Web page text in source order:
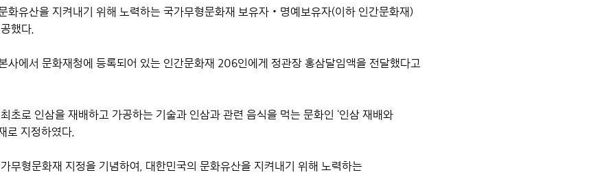
화유산을 지켜내기 위해 노력하는 국가무형문화재 보유자‧명예보유자(이하 인간문화재)
했다.
사에서 문화재청에 등록되어 있는 인간문화재 206인에게 정관장 홍삼달임액을 전달했다고
초로 인삼을 재배하고 가공하는 기술과 인삼과 관련 음식을 먹는 문화인 ‘인삼 재배와
로 지정하였다.
무형문화재 지정을 기념하여, 대한민국의 문화유산을 지켜내기 위해 노력하는